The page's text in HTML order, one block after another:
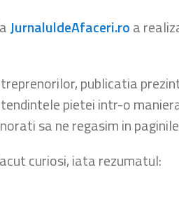
JurnaluldeAfaceri.roa
publicatia
pietei intr-o
sa ne regasim in
curiosi, iata rezumatul: